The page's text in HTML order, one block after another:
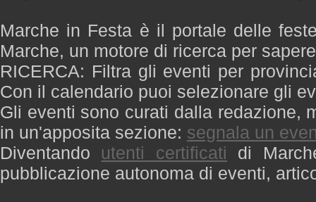
Marche in Festa è il portale delle
Marche, un motore di ricerca per
RICERCA: Filtra gli eventi per
Con il calendario puoi selezionare gli
Gli eventi sono curati dalla redazione,
in un'apposita sezione: segnala un
Diventando utenti certificati di
pubblicazione autonoma di eventi,